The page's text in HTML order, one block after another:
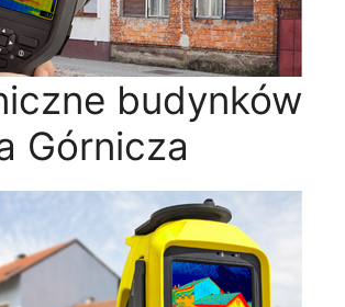
budynków
Górnicza